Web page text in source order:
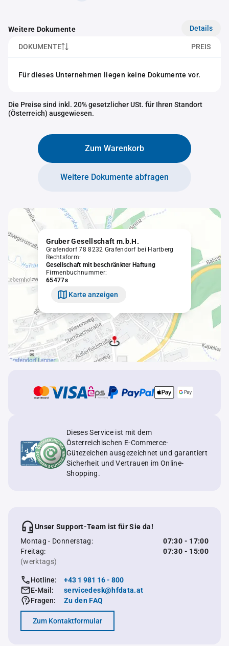
Weitere Dokumente Details
DOKUMENTE PREIS
Für dieses Unternehmen liegen keine Dokumente vor.
Die Preise sind inkl. 20% gesetzlicher USt. für Ihren Standort
(Österreich) ausgewiesen.
Zum Warenkorb
Weitere Dokumente abfragen
Gruber Gesellschaft m.b.H.
Grafendorf 78 8232 Grafendorf bei Hartberg
Rechtsform:
Gesellschaft mit beschränkter Haftung
Firmenbuchnummer:
65477s
Karte anzeigen
Dieses Service ist mit dem
Österreichischen E-Commerce-
Gütezeichen ausgezeichnet und garantiert
Sicherheit und Vertrauen im Online-
Shopping.
Unser Support-Team ist für Sie da!
Montag - Donnerstag:
07:30 - 17:00
Freitag:
07:30 - 15:00
(werktags)
Hotline:
+43 1 981 16 - 800
E-Mail:
servicedesk@hfdata.at
Fragen:
Zu den FAQ
Zum Kontaktformular